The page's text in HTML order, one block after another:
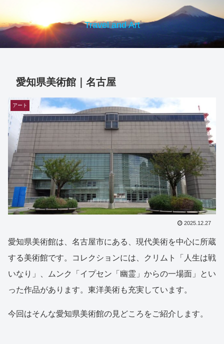
Travel and Art
愛知県美術館｜名古屋
アート
2025.12.27
愛知県美術館は、名古屋市にある、現代美術を中心に所蔵
する美術館です。コレクションには、クリムト「人生は戦
いなり」、ムンク「イプセン「幽霊」からの一場面」とい
った作品があります。東洋美術も充実しています。
今回はそんな愛知県美術館の見どころをご紹介します。